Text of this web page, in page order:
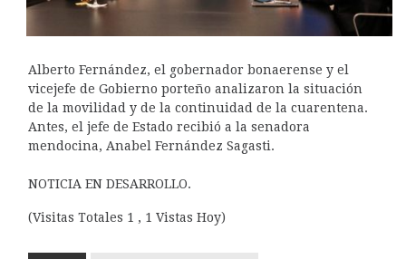
Alberto Fernández, el gobernador bonaerense y el
vicejefe de Gobierno porteño analizaron la situación
de la movilidad y de la continuidad de la cuarentena.
Antes, el jefe de Estado recibió a la senadora
mendocina, Anabel Fernández Sagasti.
NOTICIA EN DESARROLLO.
(Visitas Totales 1 , 1 Vistas Hoy)